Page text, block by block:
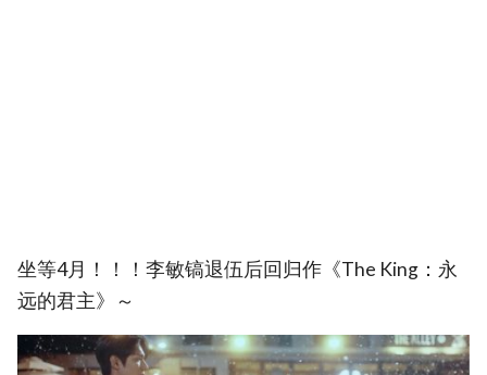
坐等4月！！！李敏镐退伍后回归作《The King：永
远的君主》～